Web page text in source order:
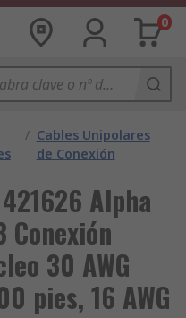
0
/ Cables Unipolares
de Conexión
Alpha
Conexión
30 AWG
pies, 16 AWG